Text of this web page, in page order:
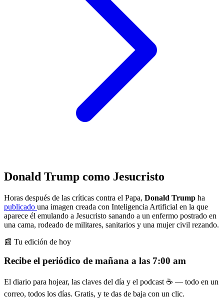
Donald Trump como Jesucristo
Horas después de las críticas contra el Papa, Donald Trump ha
publicado una imagen creada con Inteligencia Artificial en la que
aparece él emulando a Jesucristo sanando a un enfermo postrado en
una cama, rodeado de militares, sanitarios y una mujer civil rezando.
📰 Tu edición de hoy
Recibe el periódico de mañana a las 7:00 am
El diario para hojear, las claves del día y el podcast ☕ — todo en un
correo, todos los días. Gratis, y te das de baja con un clic.